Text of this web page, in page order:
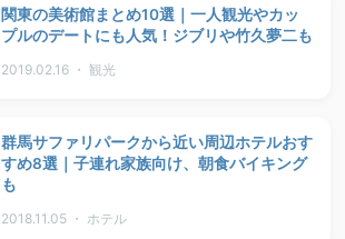
関東の美術館まとめ10選｜一人観光やカッ
プルのデートにも人気！ジブリや竹久夢二も
2019.02.16 ・ 観光
群馬サファリパークから近い周辺ホテルおす
すめ8選｜子連れ家族向け、朝食バイキング
も
2018.11.05 ・ ホテル